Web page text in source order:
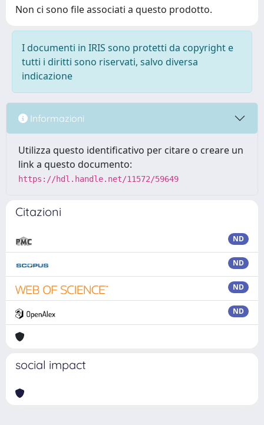
Non ci sono file associati a questo prodotto.
I documenti in IRIS sono protetti da copyright e
tutti i diritti sono riservati, salvo diversa
indicazione
Informazioni
Utilizza questo identificativo per citare o creare un
link a questo documento:
https://hdl.handle.net/11572/59649
Citazioni
ND
ND
ND
ND
social impact